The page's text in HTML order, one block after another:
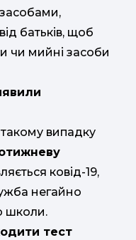
батьків, щоб
чи мийні засоби
випадку
ковід-19,
негайно
школи.
тест